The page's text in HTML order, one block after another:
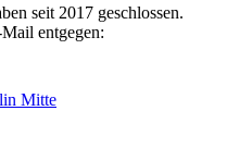
seit 2017 geschlossen.
entgegen:
Mitte